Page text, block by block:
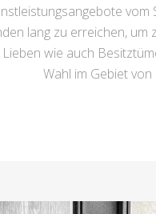
lang zu erreichen,
wie auch
Wahl im Gebiet